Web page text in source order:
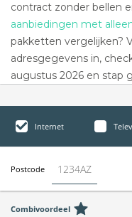
contract zonder bellen
aanbiedingen met
pakketten vergelijken?
adresgegevens in,
augustus 2026 en stap
Internet
Postcode
Combivoordeel